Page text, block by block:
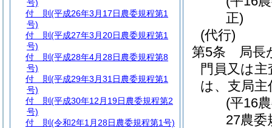
正)
(代行)
第5条
局長
門員又は
は、支局
(平16
27農委
号)
付 則 (平成26年3月17日農委規程第1
号)
付 則 (平成27年3月20日農委規程第1
号)
付 則 (平成28年4月28日農委規程第8
号)
付 則 (平成29年3月31日農委規程第1
号)
付 則 (平成30年12月19日農委規程第2
号)
付 則 (令和2年1月28日農委規程第1号)